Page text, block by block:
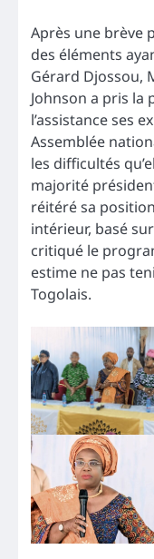
Après une brève
des éléments
Gérard Djossou,
Johnson a pris la
l’assistance ses
Assemblée
les difficultés
majorité
réitéré sa
intérieur, basé
critiqué le
estime ne pas
Togolais.